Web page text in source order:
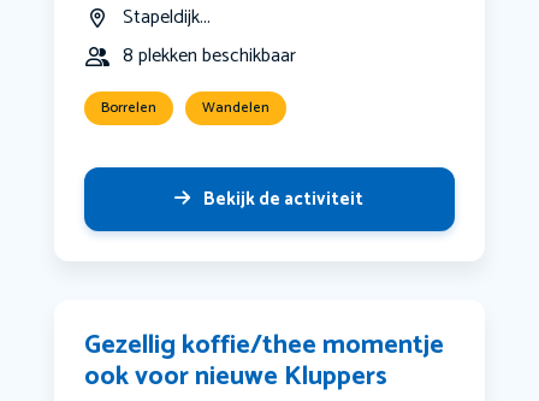
Stapeldijk...
8 plekken beschikbaar
Borrelen Wandelen
Bekijk de activiteit
Gezellig koffie/thee momentje
ook voor nieuwe Kluppers